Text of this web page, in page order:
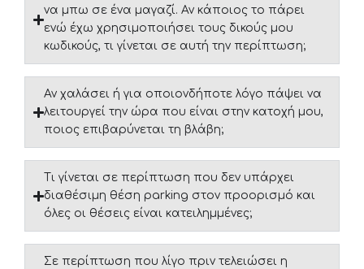
να μπω σε ένα μαγαζί. Αν κάποιος το πάρει
ενώ έχω χρησιμοποιήσει τους δικούς μου
κωδικούς, τι γίνεται σε αυτή την περίπτωση;
Αν χαλάσει ή για οποιονδήποτε λόγο πάψει να
λειτουργεί την ώρα που είναι στην κατοχή μου,
ποιος επιβαρύνεται τη βλάβη;
Τι γίνεται σε περίπτωση που δεν υπάρχει
διαθέσιμη θέση parking στον προορισμό και
όλες οι θέσεις είναι κατειλημμένες;
Σε περίπτωση που λίγο πριν τελειώσει η